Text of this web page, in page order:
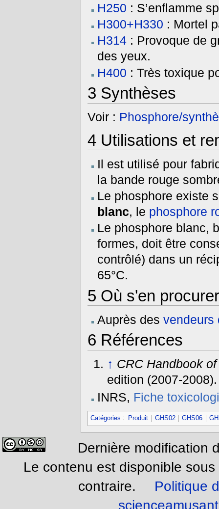
H250 : S’enflamme
H300+H330 : Mortel
H314 : Provoque de
des yeux.
H400 : Très toxique
3 Synthèses
Voir : Phosphore/
4Utilisations et
Il est utilisé pour
la bande rouge
Le phosphore existe
blanc, le phosphore
Le phosphore blanc,
formes, doit être
contrôlé) dans un
65°C.
5 Où s'en
Auprès desvendeurs
6 Références
↑ CRC Handbook
edition (2007-
INRS, Fiche
Catégories : Produit GHS02 GHS06
Dernière modification
Le contenu est disponible
contraire.
Politique